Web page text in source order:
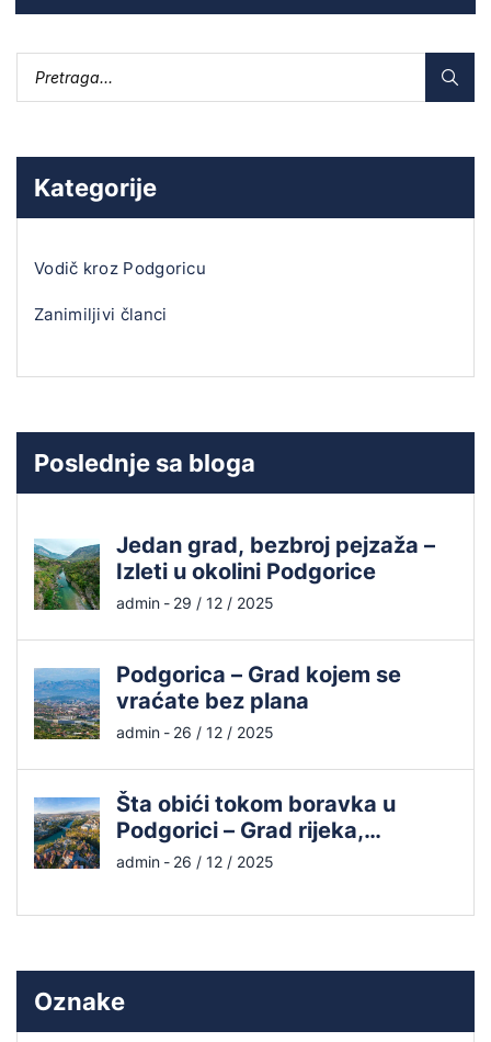
Kategorije
Vodič kroz Podgoricu
Zanimiljivi članci
Poslednje sa bloga
Jedan grad, bezbroj pejzaža –
Izleti u okolini Podgorice
admin - 29 / 12 / 2025
Podgorica – Grad kojem se
vraćate bez plana
admin - 26 / 12 / 2025
Šta obići tokom boravka u
Podgorici – Grad rijeka,
mostova i duha
admin - 26 / 12 / 2025
Oznake